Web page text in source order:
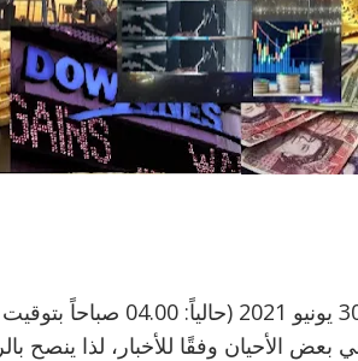
الأحيان وفقًا للأخبار، لذا ينصح